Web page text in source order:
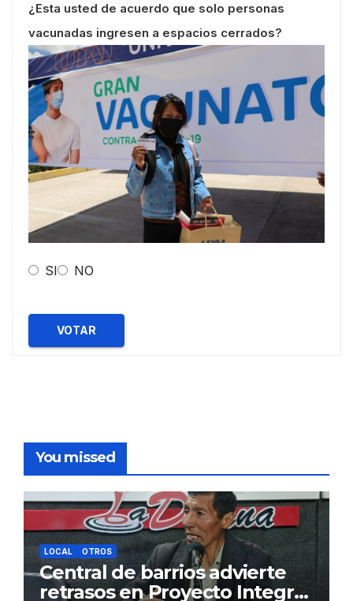
¿Esta usted de acuerdo que solo personas
vacunadas ingresen a espacios cerrados?
SI NO
VOTAR
You missed
LOCAL OTROS
Central de barrios advierte
retrasos en Proyecto Integral